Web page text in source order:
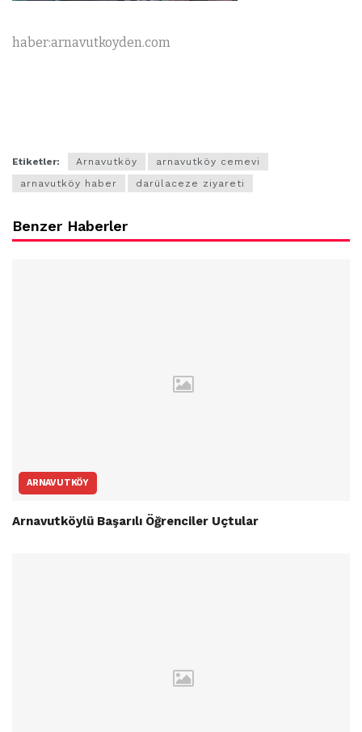
haber:arnavutkoyden.com
Etiketler: Arnavutköy
arnavutköy cemevi
arnavutköy haber
darülaceze ziyareti
Benzer Haberler
ARNAVUTKÖY
Arnavutköylü Başarılı Öğrenciler Uçtular